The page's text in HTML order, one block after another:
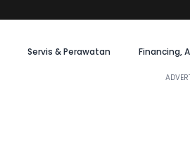
Servis & Perawatan Financing,